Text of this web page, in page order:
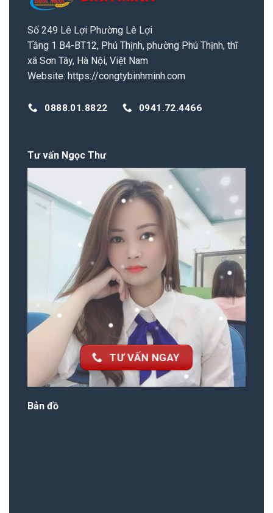
Số 249 Lê Lợi Phường Lê Lợi
Tầng 1 B4-BT12, Phú Thịnh, phường Phú Thịnh, thĩ
xã Sơn Tây, Hà Nội, Việt Nam
Website: https://congtybinhminh.com
0888.01.8822 0941.72.4466
Tư vấn Ngọc Thư
TƯ VẤN NGAY
Bản đồ